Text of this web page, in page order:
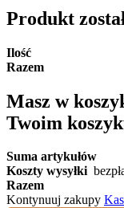
Produkt
Ilość
Razem
Masz w
Twoim
Suma artykułów
Koszty wysyłki
Razem
Kontynuuj zakupy